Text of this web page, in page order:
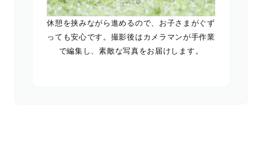
休憩を挟みながら進めるので、お子さまがぐず
っても安心です。撮影後はカメラマンが手作業
で編集し、素敵な写真をお届けします。